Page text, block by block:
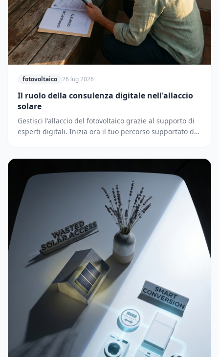
fotovoltaico 26 lug 2026
Il ruolo della consulenza digitale nell'allaccio
solare
Gestisci l'allaccio del fotovoltaico grazie al supporto di
esperti digitali. Inizia ora il tuo percorso supportato dai